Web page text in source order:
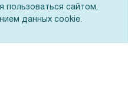
Демопоказ
сайтом,
данных cookie.